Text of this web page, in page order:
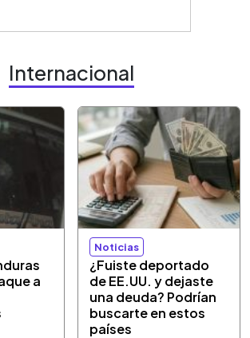
Internacional
a
Noticias
¿Fuiste deportado
de EE.UU. y dejaste
una deuda? Podrían
buscarte en estos
países